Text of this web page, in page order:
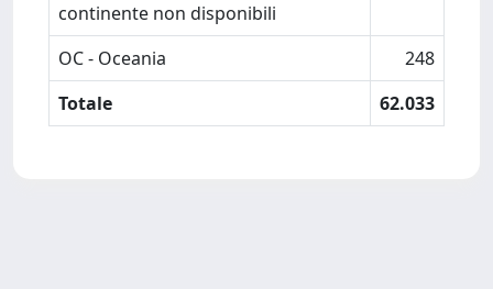
continente non disponibili
OC - Oceania
248
Totale
62.033